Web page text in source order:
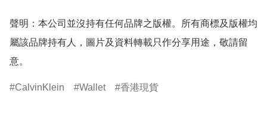
聲明：本公司並沒持有任何品牌之版權。所有商標及版權均
屬該品牌持有人，圖片及資料轉載只作分享用途，敬請留
意。
CalvinKlein Wallet 香港現貨